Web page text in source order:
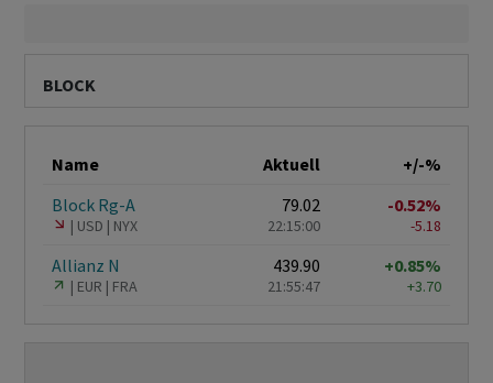
BLOCK
Name Aktuell
+/-%
Block Rg-A
USD NYX
79.02
22:15:00
-0.52%
-5.18
Allianz N
EUR FRA
439.90
21:55:47
+0.85%
+3.70